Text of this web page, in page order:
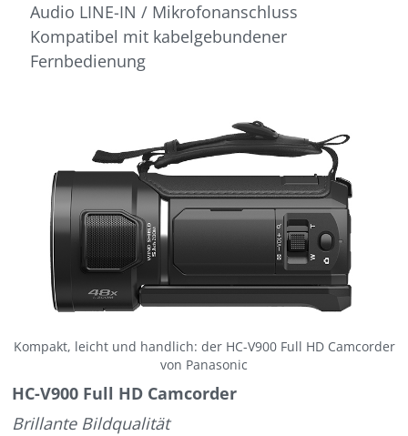
Audio LINE-IN / Mikrofonanschluss
Kompatibel mit kabelgebundener
Fernbedienung
Kompakt, leicht und handlich: der HC-V900 Full HD Camcorder
von Panasonic
HC-V900 Full HD Camcorder
Brillante Bildqualität